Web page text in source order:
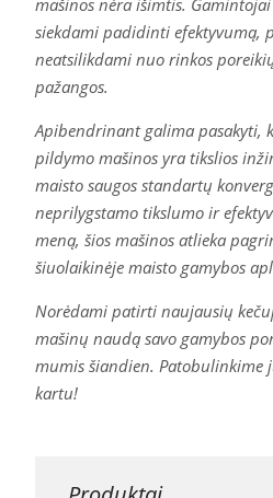
siekdami padidinti efektyvumą,
neatsilikdami nuo rinkos
pažangos.
Apibendrinant galima pasakyti,
pildymo mašinos yra tikslios
maisto saugos standartų
neprilygstamo tikslumo ir
meną, šios mašinos atlieka
šiuolaikinėje maisto gamybos
Norėdami patirti naujausių
mašinų naudą savo gamybos
mumis šiandien. Patobulinkime
kartu!